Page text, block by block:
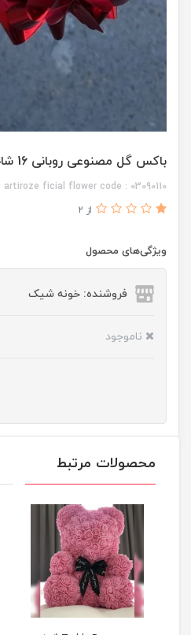
باکس گل مصنوعی روبانی 16 شاخه رز (کد کالا : 03090110)
artiroze ficial flower code : 03090110
از 2
ویژگی‌های محصول
فروشنده: خونه شیک
ناموجود
محصولات مرتبط